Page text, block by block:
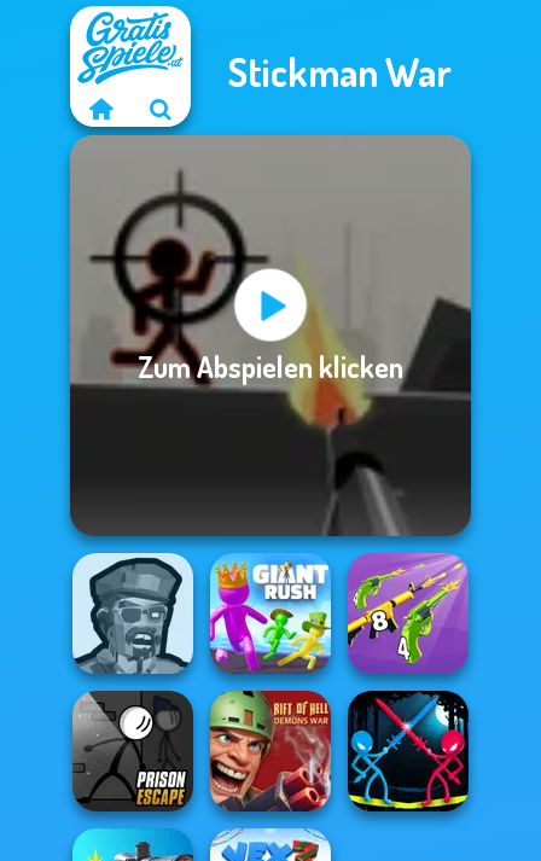
Stickman War
Zum Abspielen klicken
Zombies
Shooter
Giant Rush!
Merge 2048 Gun